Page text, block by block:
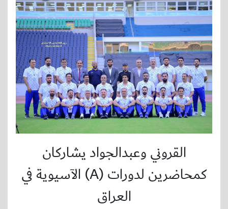
القروني وعبدالجواد يشاركان
كمحاضرين لدورات (A) الآسيوية في
العراق